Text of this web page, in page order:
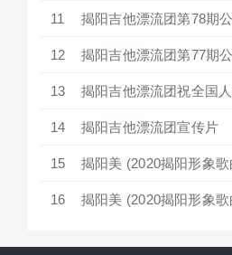
11 揭阳吉他漂流团第78期
12 揭阳吉他漂流团第77期
13 揭阳吉他漂流团祝全国
14 揭阳吉他漂流团宣传片
15 揭阳美 (2020揭阳形象歌
16 揭阳美 (2020揭阳形象